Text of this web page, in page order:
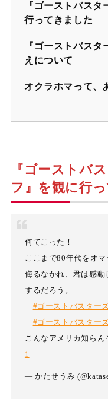
『ゴーストバス
行ってきました
『ゴーストバス
えについて
オクラホマって、
『ゴーストバ
フ』を観に行
何てこった！
ここまで80年代をオ
侮るなかれ、君は感
するだろう。
#ゴーストバスター
#ゴーストバスター
こんなアメリカ知らん
1
— かたせうみ